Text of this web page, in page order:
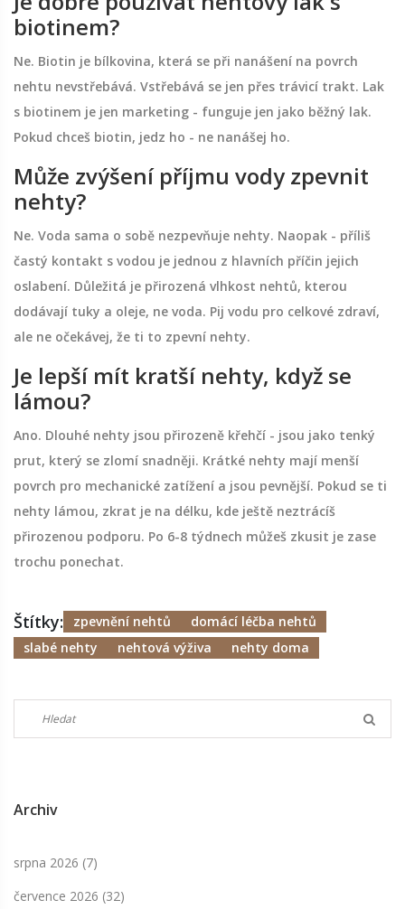
biotinem?
Ne. Biotin je bílkovina, která se při nanášení na povrch
nehtu nevstřebává. Vstřebává se jen přes trávicí trakt. Lak
s biotinem je jen marketing - funguje jen jako běžný lak.
Pokud chceš biotin, jedz ho - ne nanášej ho.
Může zvýšení příjmu vody zpevnit
nehty?
Ne. Voda sama o sobě nezpevňuje nehty. Naopak - příliš
častý kontakt s vodou je jednou z hlavních příčin jejich
oslabení. Důležitá je přirozená vlhkost nehtů, kterou
dodávají tuky a oleje, ne voda. Pij vodu pro celkové zdraví,
ale ne očekávej, že ti to zpevní nehty.
Je lepší mít kratší nehty, když se
lámou?
Ano. Dlouhé nehty jsou přirozeně křehčí - jsou jako tenký
prut, který se zlomí snadněji. Krátké nehty mají menší
povrch pro mechanické zatížení a jsou pevnější. Pokud se ti
nehty lámou, zkrat je na délku, kde ještě neztrácíš
přirozenou podporu. Po 6-8 týdnech můžeš zkusit je zase
trochu ponechat.
Štítky: zpevnění nehtů
domácí léčba nehtů
slabé nehty
nehtová výživa nehty doma
Archiv
srpna 2026 (7)
července 2026 (32)